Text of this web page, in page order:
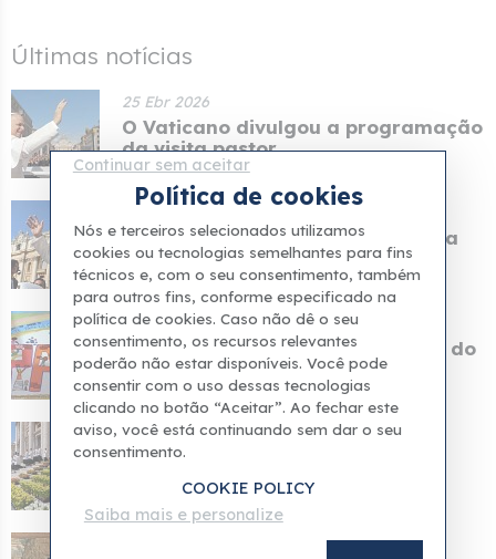
Últimas notícias
25 Ebr 2026
O Vaticano divulgou a programação
da visita pastor...
Foi divulgado o itinerário do Papa
Leão para sua v...
13 Ebr 2026
Os pacientes do Hospital Infantil do
Vaticano cria...
05 Ebr 2026
Papa Leão I: A Páscoa abre uma
porta para uma espe...
Continuar sem aceitar
Política de cookies
Nós e terceiros selecionados utilizamos
cookies ou tecnologias semelhantes para fins
técnicos e, com o seu consentimento, também
para outros fins, conforme especificado na
política de cookies. Caso não dê o seu
consentimento, os recursos relevantes
poderão não estar disponíveis. Você pode
consentir com o uso dessas tecnologias
clicando no botão “Aceitar”. Ao fechar este
aviso, você está continuando sem dar o seu
consentimento.
COOKIE POLICY
Saiba mais e personalize